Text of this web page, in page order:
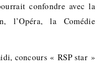
confondre avec la
l’Opéra, la Comédie
concours « RSP star »